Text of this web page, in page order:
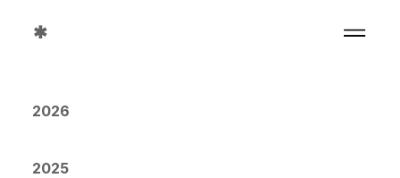
✱
2026
2025